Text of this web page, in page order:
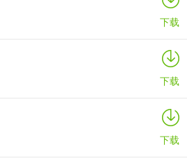
下载
下载
下载